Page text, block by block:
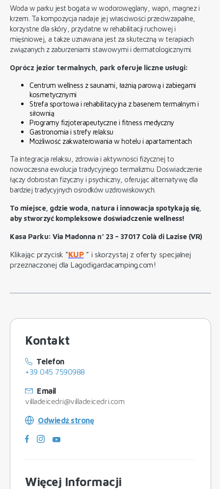
Woda w parku jest bogata w wodorowęglany, wapń, magnez i
krzem. Ta kompozycja nadaje jej właściwości przeciwzapalne,
korzystne dla skóry, przydatne w rehabilitacji ruchowej i
mięśniowej, a także uznawana jest za skuteczną w terapiach
związanych z zaburzeniami stawowymi i dermatologicznymi.
Oprócz jezior termalnych, park oferuje liczne usługi:
Centrum wellness z saunami, łaźnią parową i zabiegami
kosmetycznymi
Strefa sportowa i rehabilitacyjna z basenem termalnym i
siłownią
Programy fizjoterapeutyczne i fitness medyczny
Gastronomia i strefy relaksu
Możliwość zakwaterowania w hotelu i apartamentach
Ta integracja relaksu, zdrowia i aktywności fizycznej to
nowoczesna ewolucja tradycyjnego termalizmu. Doświadczenie
łączy dobrostan fizyczny i psychiczny, oferując alternatywę dla
bardziej tradycyjnych ośrodków uzdrowiskowych.
To miejsce, gdzie woda, natura i innowacja spotykają się,
aby stworzyć kompleksowe doświadczenie wellness!
Kasa Parku: Via Madonna n° 23 – 37017 Colà di Lazise (VR)
Klikając przycisk “KUP ” i skorzystaj z oferty specjalnej
przeznaczonej dla Lagodigardacamping.com!
Kontakt
Telefon
+39 045 7590988
Email
villadeicedri@villadeicedri.com
Odwiedź stronę
Więcej Informacji